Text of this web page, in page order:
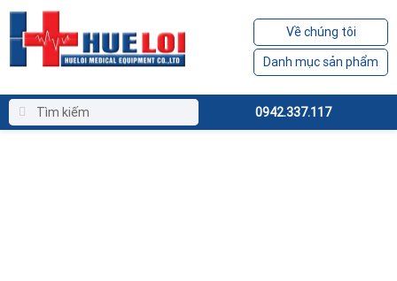
Về chúng tôi
Danh mục sản phẩm
0942.337.117